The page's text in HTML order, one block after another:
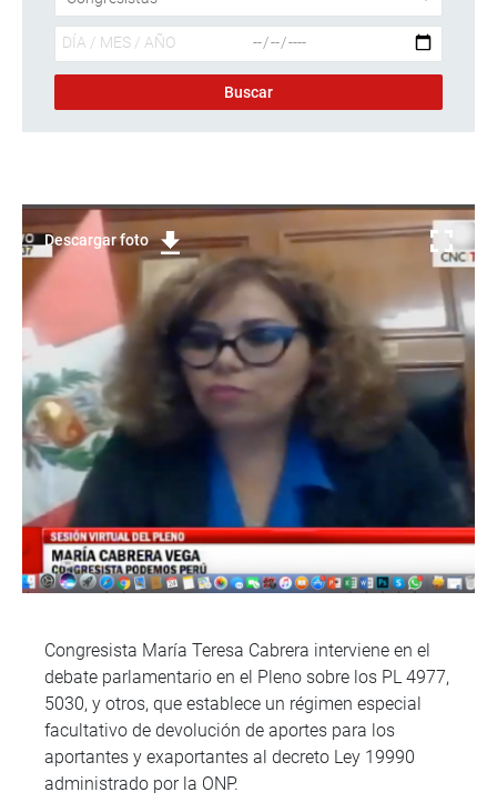
Descargar foto
Congresista María Teresa Cabrera interviene en el
debate parlamentario en el Pleno sobre los PL 4977,
5030, y otros, que establece un régimen especial
facultativo de devolución de aportes para los
aportantes y exaportantes al decreto Ley 19990
administrado por la ONP.